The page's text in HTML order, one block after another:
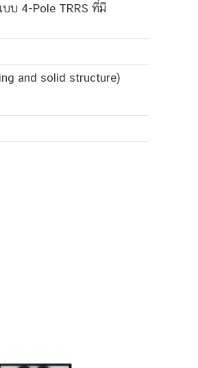
บ 4-Pole TRRS ที่มี
and solid structure)